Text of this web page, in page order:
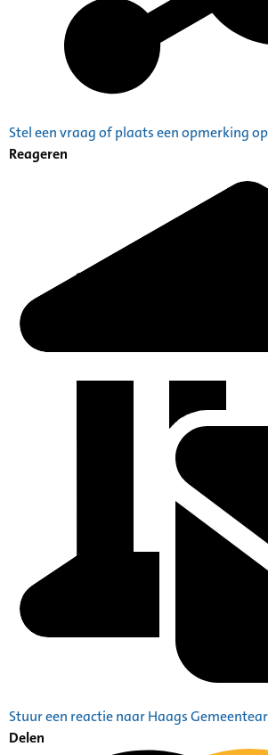
Stel een vraag of plaats een opmerking
Reageren
Stuur een reactie naar Haags
Delen